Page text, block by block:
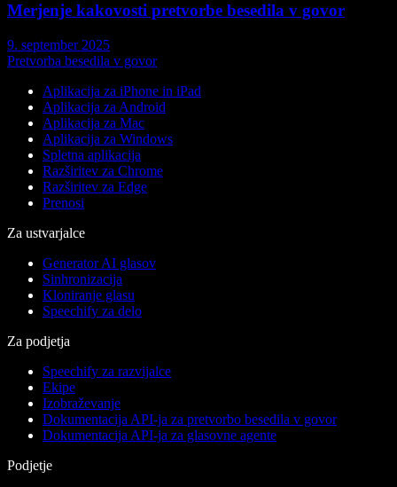
Merjenje kakovosti pretvorbe besedila v govor
9. september 2025
Pretvorba besedila v govor
Aplikacija za iPhone in iPad
Aplikacija za Android
Aplikacija za Mac
Aplikacija za Windows
Spletna aplikacija
Razširitev za Chrome
Razširitev za Edge
Prenosi
Za ustvarjalce
Generator AI glasov
Sinhronizacija
Kloniranje glasu
Speechify za delo
Za podjetja
Speechify za razvijalce
Ekipe
Izobraževanje
Dokumentacija API-ja za pretvorbo besedila v govor
Dokumentacija API-ja za glasovne agente
Podjetje